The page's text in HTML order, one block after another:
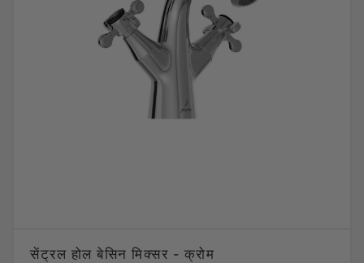
सेंट्रल होल बेसिन मिक्सर - क्रोम